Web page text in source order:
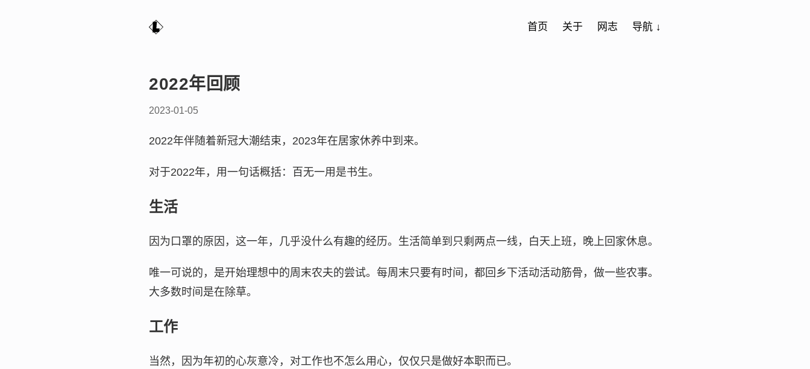
首页 关于 网志 导航 ↓
2022年回顾
2023-01-05
2022年伴随着新冠大潮结束，2023年在居家休养中到来。
对于2022年，用一句话概括：百无一用是书生。
生活
因为口罩的原因，这一年，几乎没什么有趣的经历。生活简单到只剩两点一线，白天上班，晚上回家休息。
唯一可说的，是开始理想中的周末农夫的尝试。每周末只要有时间，都回乡下活动活动筋骨，做一些农事。
大多数时间是在除草。
工作
当然，因为年初的心灰意冷，对工作也不怎么用心，仅仅只是做好本职而已。